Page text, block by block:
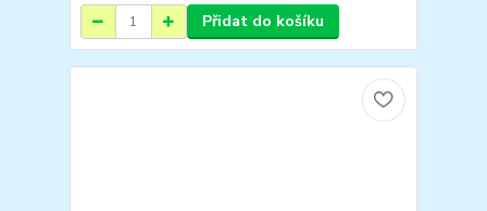
Přidat do košíku